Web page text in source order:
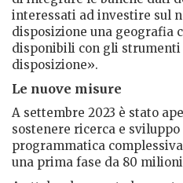
interessati ad investire sul
disposizione una geografia
disponibili con gli
disposizione».
Le nuove misure
A settembre 2023 è stato
sostenere ricerca e
programmatica
una prima fase da 80